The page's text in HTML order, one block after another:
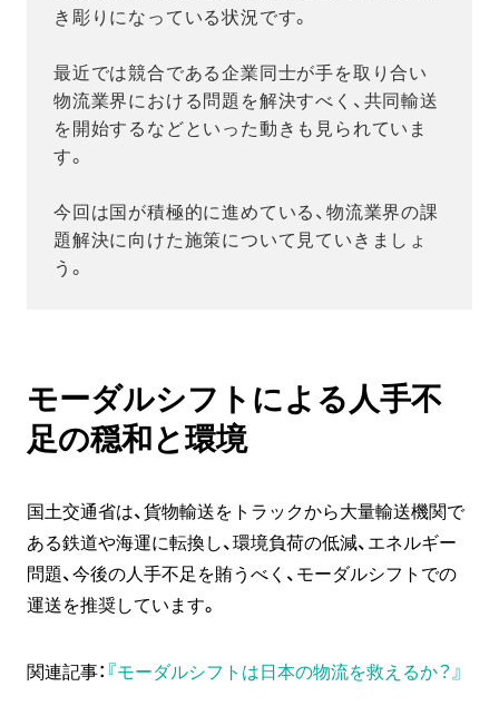
き彫りになっている状況です。
最近では競合である企業同士が手を取り合い
物流業界における問題を解決すべく、共同輸送
を開始するなどといった動きも見られていま
す。
今回は国が積極的に進めている、物流業界の課
題解決に向けた施策について見ていきましょ
う。
モーダルシフトによる人手不
足の穏和と環境
国土交通省は、貨物輸送をトラックから大量輸送機関で
ある鉄道や海運に転換し、環境負荷の低減、エネルギー
問題、今後の人手不足を賄うべく、モーダルシフトでの
運送を推奨しています。
関連記事： 『モーダルシフトは日本の物流を救えるか？』